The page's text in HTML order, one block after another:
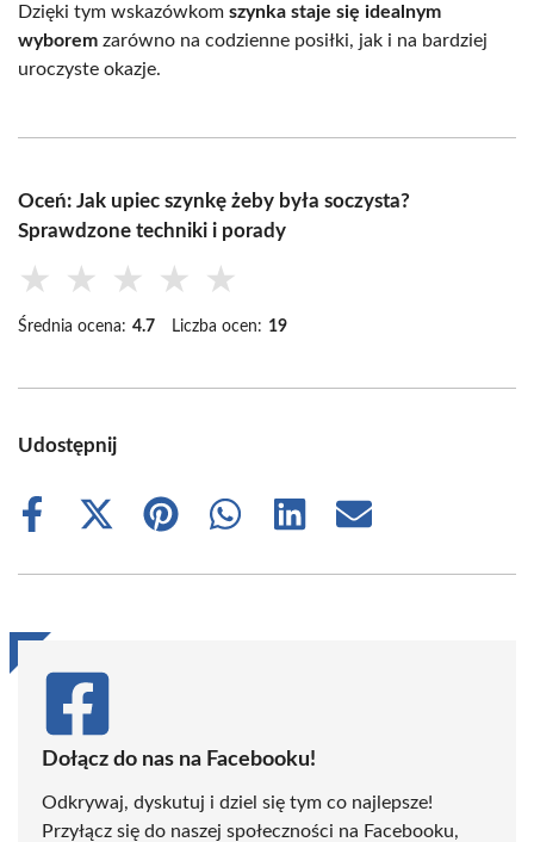
Dzięki tym wskazówkom szynka staje się idealnym
wyborem zarówno na codzienne posiłki, jak i na bardziej
uroczyste okazje.
Oceń: Jak upiec szynkę żeby była soczysta?
Sprawdzone techniki i porady
★ ★ ★ ★ ★
Średnia ocena: 4.7 Liczba ocen: 19
Udostępnij
Share
Share
(Twitter)
Share
Share
Share
Share
Dołącz do nas na Facebooku!
Odkrywaj, dyskutuj i dziel się tym co najlepsze!
Przyłącz się do naszej społeczności na Facebooku,